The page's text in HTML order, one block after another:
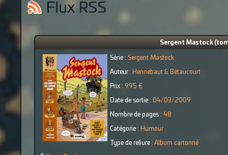
Flux RSS
Sergent Mastock
Série : Sergent Mastock
Auteur : Hennebaut & Bétaucourt
Prix : 9.95 €
Date de sortie : 04/03/2009
Nombre de pages : 48
Catégorie : Humour
Type de reliure : Album cartonné